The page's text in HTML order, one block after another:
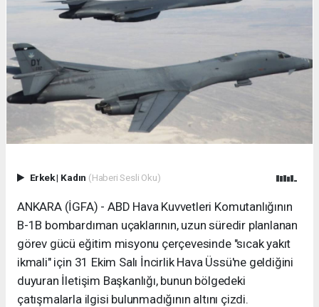
Erkek| Kadın (Haberi Sesli Oku)
ANKARA (İGFA) - ABD Hava Kuvvetleri Komutanlığının
B-1B bombardıman uçaklarının, uzun süredir planlanan
görev gücü eğitim misyonu çerçevesinde "sıcak yakıt
ikmali" için 31 Ekim Salı İncirlik Hava Üssü'ne geldiğini
duyuran İletişim Başkanlığı, bunun bölgedeki
çatışmalarla ilgisi bulunmadığının altını çizdi.